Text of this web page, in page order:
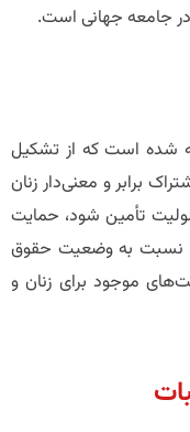
در جامعه جهانی است.
شده است که از تشکیل
برابر و معنی‌دار زنان
تأمین شود، حمایت
نسبت به وضعیت حقوق
موجود برای زنان و